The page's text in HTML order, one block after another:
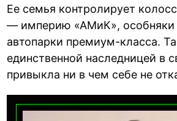
Ее семья контролирует
— империю «АМиК», особняки
автопарки премиум-класса.
единственной наследницей в
привыкла ни в чем себе не